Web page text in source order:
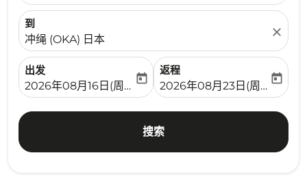
到
冲绳 (OKA) 日本
close
出发
fc-booking-departure-date-aria-label
2026年08月16日(周日)
today
返程
fc-booking-return-date-
2026年08月23日(周日)
today
搜索